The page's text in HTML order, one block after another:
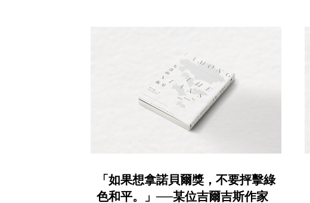
「如果想拿諾貝爾獎，不要抨擊綠
色和平。」──某位吉爾吉斯作家